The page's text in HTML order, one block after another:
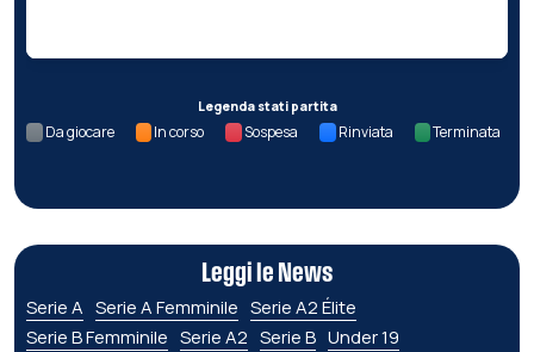
Legenda stati partita
Da giocare In corso Sospesa Rinviata Terminata
Leggi le News
Serie A Serie A Femminile Serie A2 Élite
Serie B Femminile Serie A2 Serie B Under 19